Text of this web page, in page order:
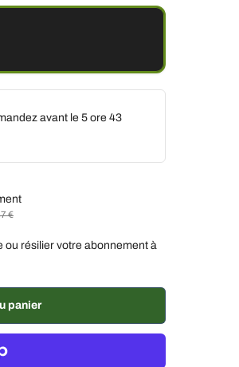
avant le 5 ore 43
€
ou résilier votre abonnement à
panier